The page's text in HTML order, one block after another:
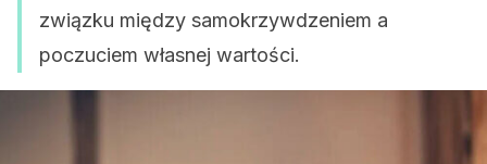
związku między samokrzywdzeniem a
poczuciem własnej wartości.